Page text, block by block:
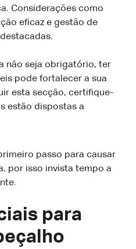
Considerações como
eficaz e gestão de
não seja obrigatório, ter
pode fortalecer a sua
esta secção, certifique-
estão dispostas a
passo para causar
por isso invista tempo a
para